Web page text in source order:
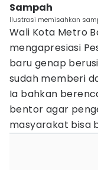
Sampah
Ilustrasi memisahkan
Wali Kota Metro
mengapresiasi
baru genap
sudah memberi
Ia bahkan
bentor agar
masyarakat bisa